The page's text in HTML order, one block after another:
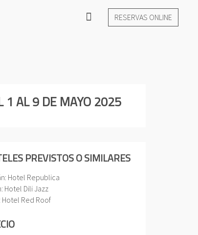
RESERVAS ONLINE
1 AL 9 DE MAYO 2025
PREVISTOS O SIMILARES
Hotel Republica
Hotel Dili Jazz
Hotel Red Roof